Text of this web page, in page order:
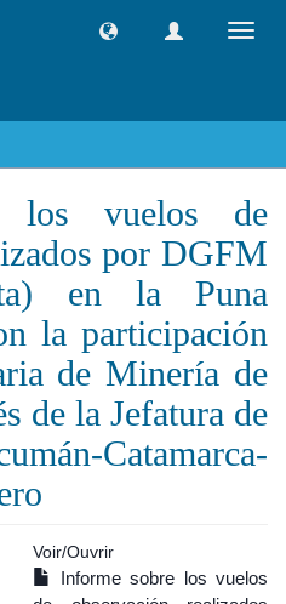
los vuelos de
por DGFM
en la Puna
la participación
de Minería de
de la Jefatura de
Catamarca-
Voir/Ouvrir
Informe sobre los vuelos